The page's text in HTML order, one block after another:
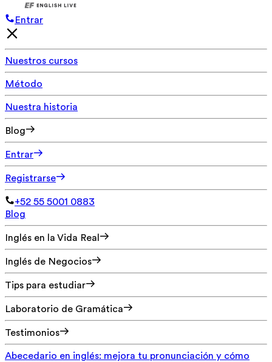
Entrar
Nuestros cursos
Método
Nuestra historia
Blog
Entrar
Registrarse
+52 55 5001 0883
Blog
Inglés en la Vida Real
Inglés de Negocios
Tips para estudiar
Laboratorio de Gramática
Testimonios
Abecedario en inglés: mejora tu pronunciación y cómo